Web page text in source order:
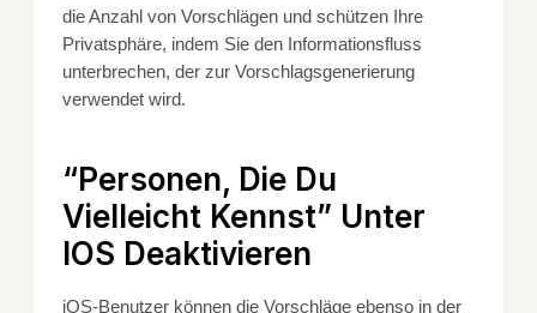
die Anzahl von Vorschlägen und schützen Ihre
Privatsphäre, indem Sie den Informationsfluss
unterbrechen, der zur Vorschlagsgenerierung
verwendet wird.
“Personen, Die Du
Vielleicht Kennst” Unter
IOS Deaktivieren
iOS-Benutzer können die Vorschläge ebenso in der